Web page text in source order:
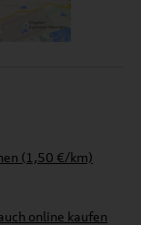
(1,50 €/km)
online kaufen